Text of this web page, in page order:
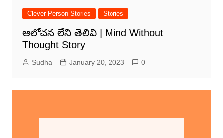
Clever Person Stories Stories
ఆలోచన లేని తెలివి | Mind Without
Thought Story
Sudha January 20, 2023 0